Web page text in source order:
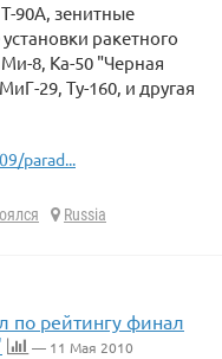
90А, зенитные
ракетного
8, Ка-50 "Черная
29, Ту-160, и другая
parad...
Russia
по рейтингу финал
— 11 Мая 2010